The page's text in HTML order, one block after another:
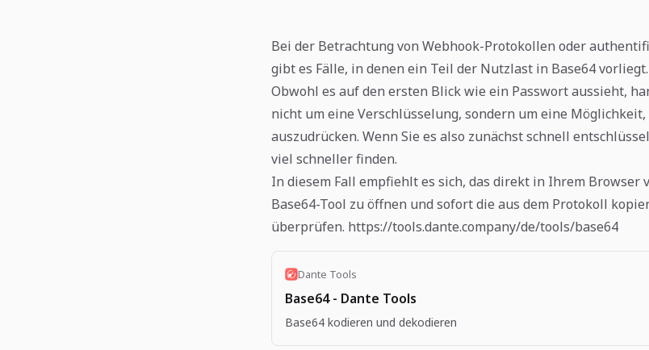
Bei der Betrachtung von Webhook-Protokollen oder
gibt es Fälle, in denen ein Teil der Nutzlast in Base64 vorliegt.
Obwohl es auf den ersten Blick wie ein Passwort aussieht,
nicht um eine Verschlüsselung, sondern um eine
auszudrücken. Wenn Sie es also zunächst schnell
viel schneller finden.
In diesem Fall empfiehlt es sich, das direkt in Ihrem Browser
Base64-Tool zu öffnen und sofort die aus dem Protokoll
überprüfen. https://tools.dante.company/de/tools/base64
Dante Tools
Base64 - Dante Tools
Base64 kodieren und dekodieren